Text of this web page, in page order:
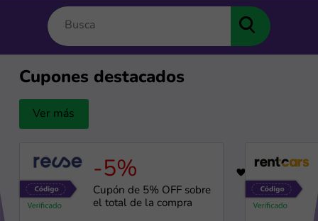
Cupones destacados
Ver más
-5%
Cupón de 5% OFF sobre
el total de la compra